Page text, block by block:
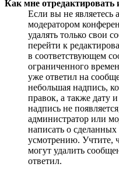
Как мне отредактировать
Если вы не являетесь
модератором
удалять только свои
перейти к
в соответствующем
ограниченного
уже ответил на
небольшая надпись,
правок, а также дату
надпись не
администратор или
написать о
усмотрению. Учтите,
могут удалить
ответил.